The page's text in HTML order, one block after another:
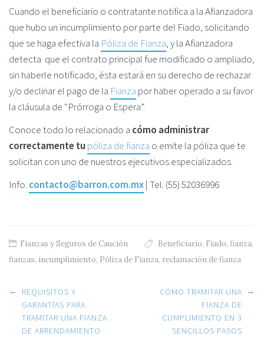
Cuando el beneficiario o contratante notifica a la Afianzadora
que hubo un incumplimiento por parte del Fiado, solicitando
que se haga efectiva la Póliza de Fianza, y la Afianzadora
detecta que el contrato principal fue modificado o ampliado,
sin haberle notificado, ésta estará en su derecho de rechazar
y/o declinar el pago de la Fianza por haber operado a su favor
la cláusula de “Prórroga o Espera”.
Conoce todo lo relacionado a cómo administrar
correctamente tu póliza de fianza o emite la póliza que te
solicitan con uno de nuestros ejecutivos especializados.
Info. contacto@barron.com.mx| Tel. (55) 52036996
Fianzas y Seguros de Caución Beneficiario, Fiado, fianza,
fianzas, incumplimiento, Póliza de Fianza, reclamación de fianza
Post navigation
←
REQUISITOS Y
GARANTÍAS PARA
TRAMITAR UNA FIANZA
DE ARRENDAMIENTO
CÓMO TRAMITAR UNA
FIANZA DE
CUMPLIMIENTO EN 3
SENCILLOS PASOS
→